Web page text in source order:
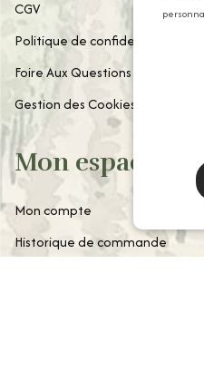
CGV
Politique de confidentialité
Foire Aux Questions
Gestion des Cookies
Mon espace
Mon compte
Historique de commande